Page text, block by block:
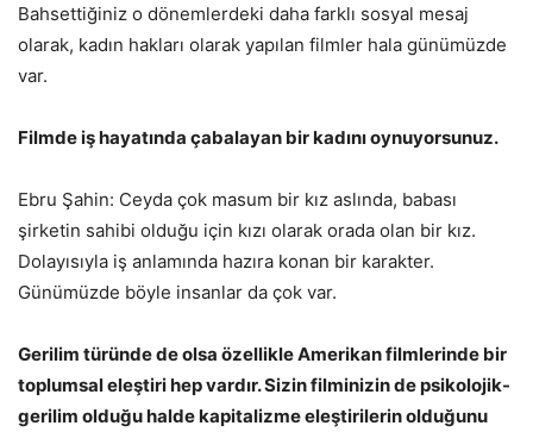
Bahsettiğiniz o dönemlerdeki daha farklı sosyal mesaj
olarak, kadın hakları olarak yapılan filmler hala günümüzde
var.
Filmde iş hayatında çabalayan bir kadını oynuyorsunuz.
Ebru Şahin: Ceyda çok masum bir kız aslında, babası
şirketin sahibi olduğu için kızı olarak orada olan bir kız.
Dolayısıyla iş anlamında hazıra konan bir karakter.
Günümüzde böyle insanlar da çok var.
Gerilim türünde de olsa özellikle Amerikan filmlerinde bir
toplumsal eleştiri hep vardır. Sizin filminizin de psikolojik-
gerilim olduğu halde kapitalizme eleştirilerin olduğunu